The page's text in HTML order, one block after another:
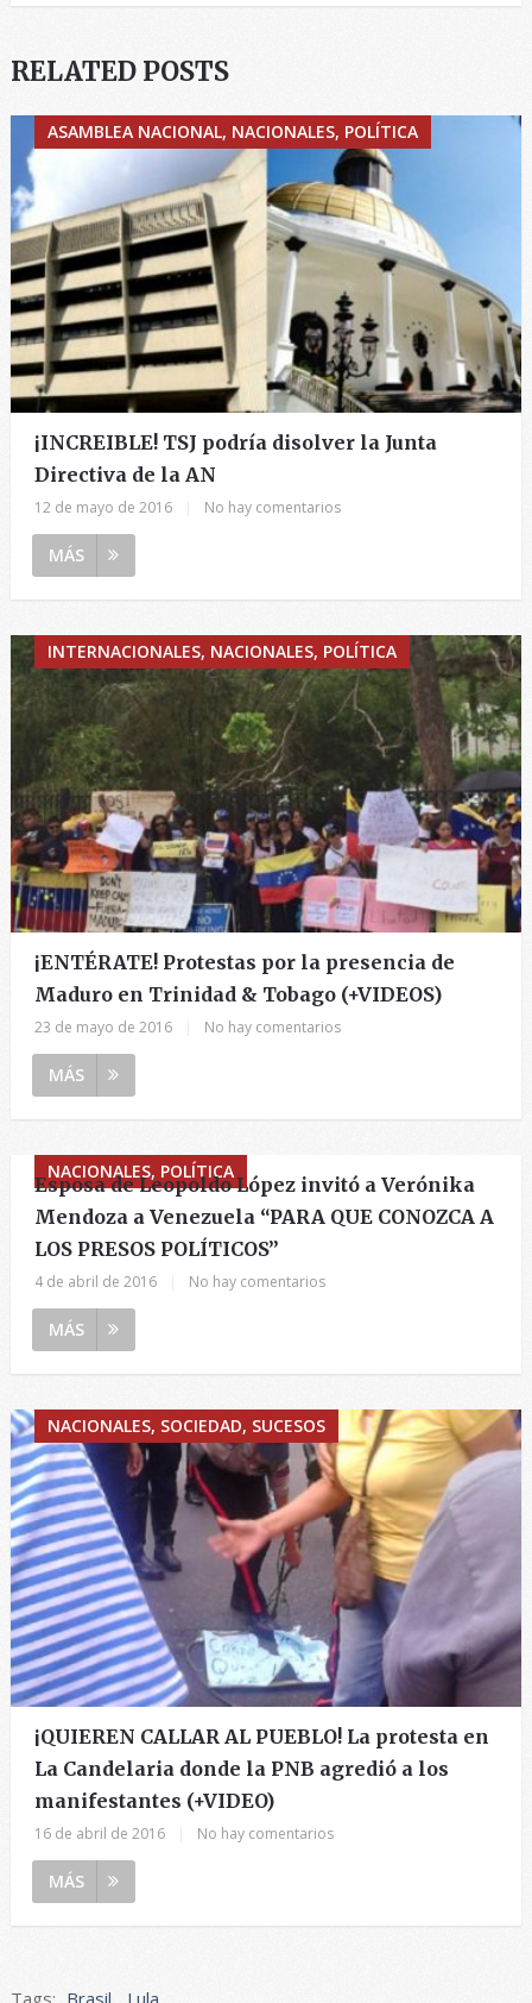
RELATED POSTS
ASAMBLEA NACIONAL, NACIONALES, POLÍTICA
¡INCREIBLE! TSJ podría disolver la Junta
Directiva de la AN
12 de mayo de 2016 No hay comentarios
MÁS
INTERNACIONALES, NACIONALES, POLÍTICA
¡ENTÉRATE! Protestas por la presencia de
Maduro en Trinidad & Tobago (+VIDEOS)
23 de mayo de 2016 No hay comentarios
MÁS
NACIONALES, POLÍTICA
Esposa de Leopoldo López invitó a Verónika
Mendoza a Venezuela “PARA QUE CONOZCA A
LOS PRESOS POLÍTICOS”
4 de abril de 2016 No hay comentarios
MÁS
NACIONALES, SOCIEDAD, SUCESOS
¡QUIEREN CALLAR AL PUEBLO! La protesta en
La Candelaria donde la PNB agredió a los
manifestantes (+VIDEO)
16 de abril de 2016 No hay comentarios
MÁS
Tags: Brasil Lula